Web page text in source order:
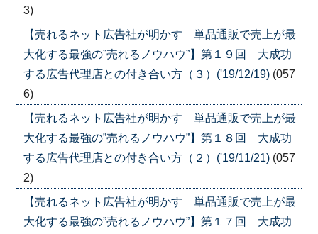
3)
【売れるネット広告社が明かす 単品通販で売上が最
大化する最強の”売れるノウハウ”】第１９回 大成功
する広告代理店との付き合い方（３）('19/12/19) (057
6)
【売れるネット広告社が明かす 単品通販で売上が最
大化する最強の”売れるノウハウ”】第１８回 大成功
する広告代理店との付き合い方（２）('19/11/21) (057
2)
【売れるネット広告社が明かす 単品通販で売上が最
大化する最強の”売れるノウハウ”】第１７回 大成功